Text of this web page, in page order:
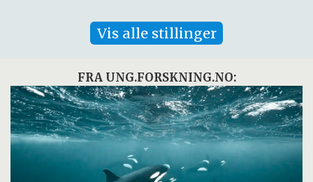
Vis alle stillinger
FRA UNG.FORSKNING.NO: